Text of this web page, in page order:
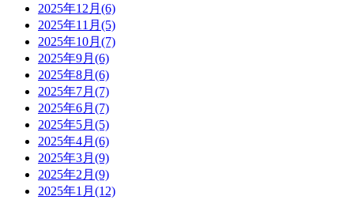
2025年12月(6)
2025年11月(5)
2025年10月(7)
2025年9月(6)
2025年8月(6)
2025年7月(7)
2025年6月(7)
2025年5月(5)
2025年4月(6)
2025年3月(9)
2025年2月(9)
2025年1月(12)